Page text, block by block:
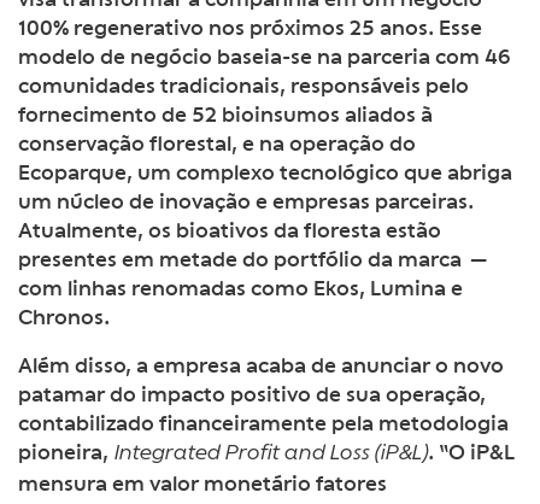
100% regenerativo nos próximos 25 anos. Esse
modelo de negócio baseia-se na parceria com 46
comunidades tradicionais, responsáveis pelo
fornecimento de 52 bioinsumos aliados à
conservação florestal, e na operação do
Ecoparque, um complexo tecnológico que abriga
um núcleo de inovação e empresas parceiras.
Atualmente, os bioativos da floresta estão
presentes em metade do portfólio da marca —
com linhas renomadas como Ekos, Lumina e
Chronos.
Além disso, a empresa acaba de anunciar o novo
patamar do impacto positivo de sua operação,
contabilizado financeiramente pela metodologia
pioneira, Integrated Profit and Loss (iP&L). “O iP&L
mensura em valor monetário fatores